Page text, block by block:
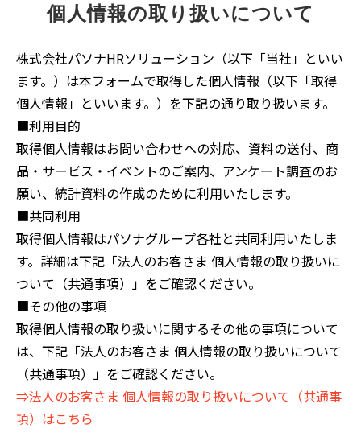
個人情報の取り扱いについて
株式会社パソナHRソリューション（以下「当社」といい
ます。）は本フォームで取得した個人情報（以下「取得
個人情報」といいます。）を下記の通り取り扱います。
■利用目的
取得個人情報はお問い合わせへの対応、資料の送付、商
品・サービス・イベントのご案内、アンケート調査のお
願い、統計資料の作成のために利用いたします。
■共同利用
取得個人情報はパソナグループ各社と共同利用いたしま
す。詳細は下記「法人のお客さま 個人情報の取り扱いに
ついて（共通事項）」をご確認ください。
■その他の事項
取得個人情報の取り扱いに関するその他の事項について
は、下記「法人のお客さま 個人情報の取り扱いについて
（共通事項）」をご確認ください。
⇒法人のお客さま 個人情報の取り扱いについて（共通事
項）はこちら